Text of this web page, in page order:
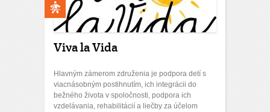
Viva la Vida
Hlavným zámerom združenia je podpora detí s
viacnásobným postihnutím, ich integrácii do
bežného života v spoločnosti, podpora ich
vzdelávania, rehabilitácií a liečby za účelom